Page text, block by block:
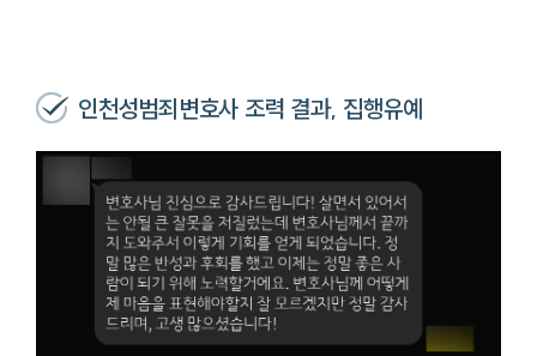
인천성범죄변호사 조력 결과, 집행유예